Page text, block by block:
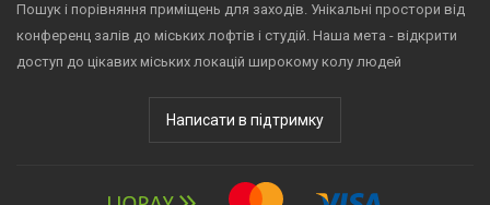
Пошук і порівняння приміщень для заходів. Унікальні простори від
конференц залів до міських лофтів і студій. Наша мета - відкрити
доступ до цікавих міських локацій широкому колу людей
Написати в підтримку